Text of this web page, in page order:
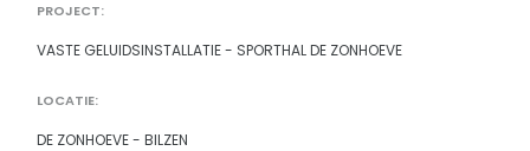
PROJECT:
VASTE GELUIDSINSTALLATIE - SPORTHAL DE ZONHOEVE
LOCATIE:
DE ZONHOEVE - BILZEN